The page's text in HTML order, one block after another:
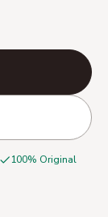
100% Original